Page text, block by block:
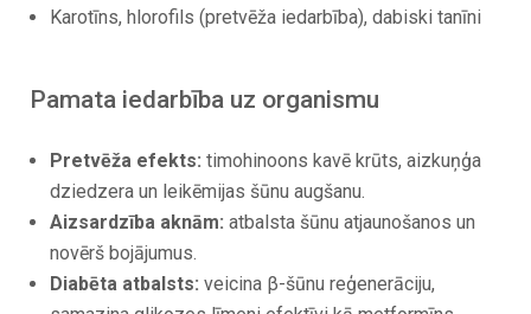
Karotīns, hlorofils (pretvēža iedarbība), dabiski tanīni
Pamata iedarbība uz organismu
Pretvēža efekts: timohinoons kavē krūts, aizkuņģa
dziedzera un leikēmijas šūnu augšanu.
Aizsardzība aknām: atbalsta šūnu atjaunošanos un
novērš bojājumus.
Diabēta atbalsts: veicina β-šūnu reģenerāciju,